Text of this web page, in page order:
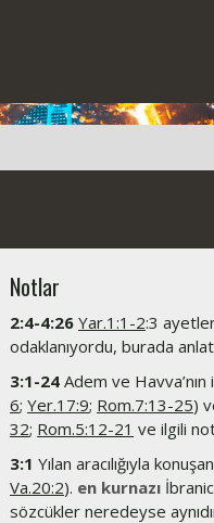
Notlar
2:4-4:26 Yar.1:1-2:3
odaklanıyordu, burada
3:1-24 Adem ve
6; Yer.17:9; Rom.7:13-25)
32; Rom.5:12-21 ve ilgili
3:1 Yılan aracılığıyla
Va.20:2). en kurnazı
sözcükler neredeyse